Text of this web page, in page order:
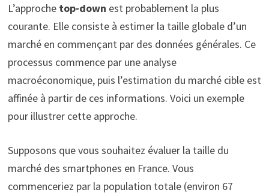
L’approche top-down est probablement la plus
courante. Elle consiste à estimer la taille globale d’un
marché en commençant par des données générales. Ce
processus commence par une analyse
macroéconomique, puis l’estimation du marché cible est
affinée à partir de ces informations. Voici un exemple
pour illustrer cette approche.
Supposons que vous souhaitez évaluer la taille du
marché des smartphones en France. Vous
commenceriez par la population totale (environ 67